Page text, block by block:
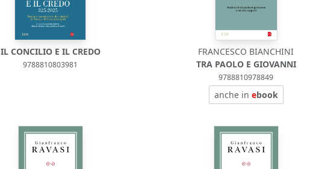
IL CONCILIO E IL CREDO
9788810803981
FRANCESCO BIANCHINI
TRA PAOLO E GIOVANNI
9788810978849
anche in ebook